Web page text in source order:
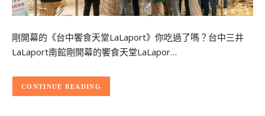
剛開幕的《台中饗食天堂LaLaport》你吃過了嗎？台中三井
LaLaport南館剛開幕的饗食天堂LaLapor…
CONTINUE READING